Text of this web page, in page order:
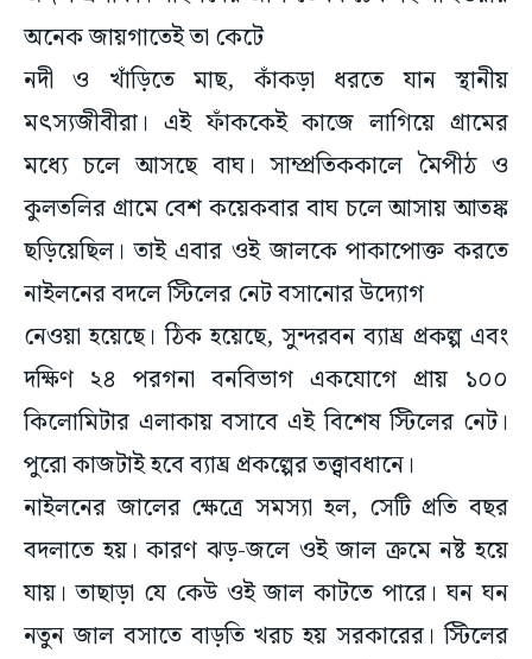
অনেক জায়গাতেই তা কেটে
নদী ও খাঁড়িতে মাছ, কাঁকড়া ধরতে যান স্থানীয়
মৎস্যজীবীরা। এই ফাঁককেই কাজে লাগিয়ে গ্রামের
মধ্যে চলে আসছে বাঘ। সাম্প্রতিককালে মৈপীঠ ও
কুলতলির গ্রামে বেশ কয়েকবার বাঘ চলে আসায় আতঙ্ক
ছড়িয়েছিল। তাই এবার ওই জালকে পাকাপোক্ত করতে
নাইলনের বদলে স্টিলের নেট বসানোর উদ্যোগ
নেওয়া হয়েছে। ঠিক হয়েছে, সুন্দরবন ব্যাঘ্র প্রকল্প এবং
দক্ষিণ ২৪ পরগনা বনবিভাগ একযোগে প্রায় ১০০
কিলোমিটার এলাকায় বসাবে এই বিশেষ স্টিলের নেট।
পুরো কাজটাই হবে ব্যাঘ্র প্রকল্পের তত্ত্বাবধানে।
নাইলনের জালের ক্ষেত্রে সমস্যা হল, সেটি প্রতি বছর
বদলাতে হয়। কারণ ঝড়-জলে ওই জাল ক্রমে নষ্ট হয়ে
যায়। তাছাড়া যে কেউ ওই জাল কাটতে পারে। ঘন ঘন
নতুন জাল বসাতে বাড়তি খরচ হয় সরকারের। স্টিলের